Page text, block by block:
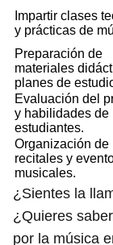
Impartir clases
y prácticas de
Preparación de
materiales
planes de
Evaluación del
y habilidades de
estudiantes.
Organización de
recitales y
musicales.
¿Sientes la
¿Quieres
por la música